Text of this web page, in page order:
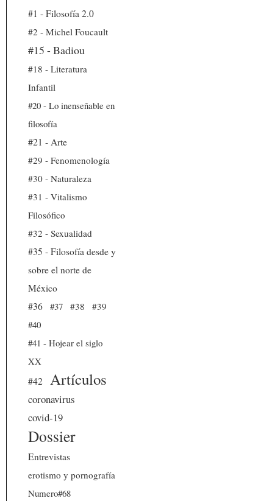
#1 - Filosofía 2.0
#2 - Michel Foucault
#15 - Badiou
#18 - Literatura
Infantil
#20 - Lo inenseñable en
filosofía
#21 - Arte
#29 - Fenomenología
#30 - Naturaleza
#31 - Vitalismo
Filosófico
#32 - Sexualidad
#35 - Filosofía desde y
sobre el norte de
México
#36
#37 #38
#39
#40
#41 - Hojear el siglo
XX
#42
Artículos
coronavirus
covid-19
Dossier
Entrevistas
erotismo y pornografía
Numero#68